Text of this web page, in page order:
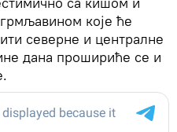
које ће
северне и централне
дана прошириће се и